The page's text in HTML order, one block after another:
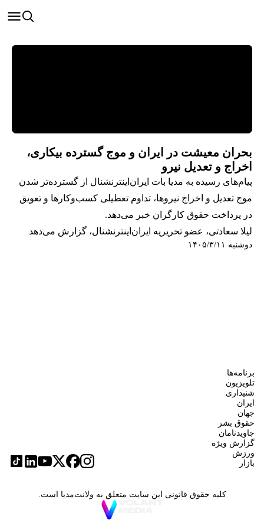
بحران معیشت در ایران و موج گسترده بیکاری،
اخراج و تعدیل نیرو
پیام‌های رسیده به مدیا بات ایران‌اینترنشنال از گسترده‌تر شدن
موج تعدیل و اخراج نیروها، تداوم تعطیلی کسب‌وکارها و تعویق
در پرداخت حقوق کارگران خبر می‌دهد.
لیلا سعادتی، عضو تحریریه ایران‌اینترنشنال، گزارش می‌دهد
دوشنبه ۱۴۰۵/۳/۱۱
برنامه‌ها
تلویزیون
شنیداری
ایران
جهان
حقوق بشر
جاویدنامان
گزارش ویژه
ورزش
بازار
کلیه حقوق قانونی این سایت متعلق به ولانت‌مدیا است.